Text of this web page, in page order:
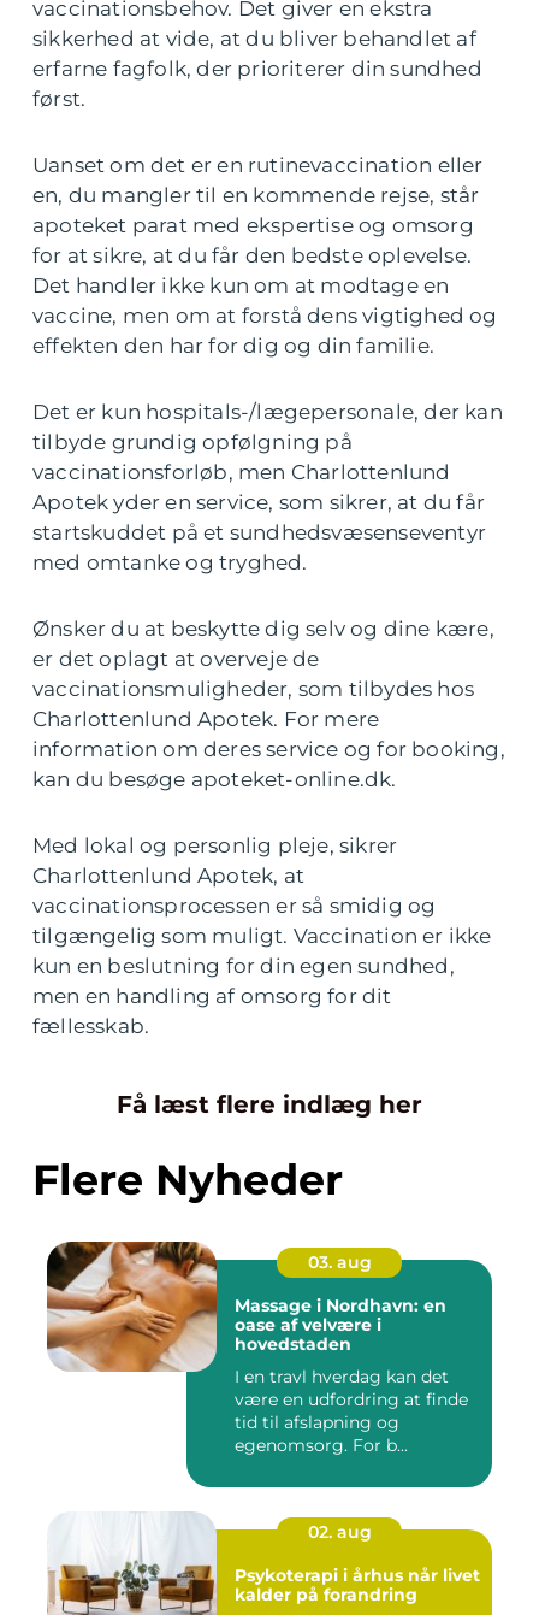
vaccinationsbehov. Det giver en ekstra
sikkerhed at vide, at du bliver behandlet af
erfarne fagfolk, der prioriterer din sundhed
først.
Uanset om det er en rutinevaccination eller
en, du mangler til en kommende rejse, står
apoteket parat med ekspertise og omsorg
for at sikre, at du får den bedste oplevelse.
Det handler ikke kun om at modtage en
vaccine, men om at forstå dens vigtighed og
effekten den har for dig og din familie.
Det er kun hospitals-/lægepersonale, der kan
tilbyde grundig opfølgning på
vaccinationsforløb, men Charlottenlund
Apotek yder en service, som sikrer, at du får
startskuddet på et sundhedsvæsenseventyr
med omtanke og tryghed.
Ønsker du at beskytte dig selv og dine kære,
er det oplagt at overveje de
vaccinationsmuligheder, som tilbydes hos
Charlottenlund Apotek. For mere
information om deres service og for booking,
kan du besøge apoteket-online.dk.
Med lokal og personlig pleje, sikrer
Charlottenlund Apotek, at
vaccinationsprocessen er så smidig og
tilgængelig som muligt. Vaccination er ikke
kun en beslutning for din egen sundhed,
men en handling af omsorg for dit
fællesskab.
Få læst flere indlæg her
Flere Nyheder
03. aug
Massage i Nordhavn: en
oase af velvære i
hovedstaden
I en travl hverdag kan det
være en udfordring at finde
tid til afslapning og
egenomsorg. For b...
02. aug
Psykoterapi i århus når livet
kalder på forandring